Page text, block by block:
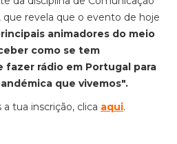
que revela que o evento de hoje
animadores do meio
como se tem
fazer rádio em Portugal para
que vivemos".
tua inscrição, clica aqui.